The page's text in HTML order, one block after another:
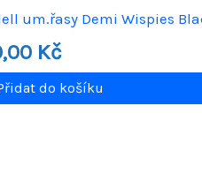
um.řasy Demi Wispies
Kč
do košíku